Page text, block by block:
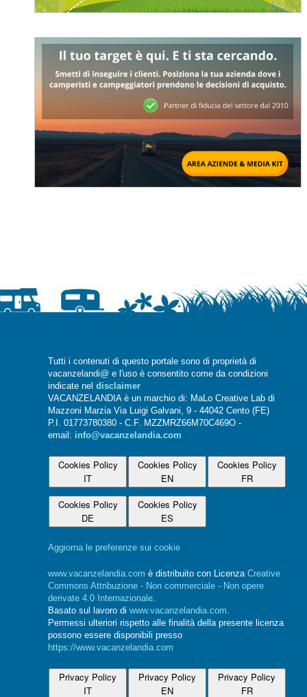
Tutti i contenuti di questo portale sono di proprietà di
vacanzelandi@ e l'uso è consentito come da condizioni
indicate nel disclaimer
VACANZELANDIA è un marchio di: MaLo Creative Lab di
Mazzoni Marzia Via Luigi Galvani, 9 - 44042 Cento (FE)
P.I. 01773780380 - C.F. MZZMRZ66M70C469O -
email: info@vacanzelandia.com
Cookies Policy
IT
Cookies Policy
EN
Cookies Policy
FR
Cookies Policy
DE
Cookies Policy
ES
Aggiorna le preferenze sui cookie
www.vacanzelandia.com è distribuito con Licenza Creative
Commons Attribuzione - Non commerciale - Non opere
derivate 4.0 Internazionale.
Basato sul lavoro di www.vacanzelandia.com.
Permessi ulteriori rispetto alle finalità della presente licenza
possono essere disponibili presso
https://www.vacanzelandia.com
Privacy Policy
IT
Privacy Policy
EN
Privacy Policy
FR